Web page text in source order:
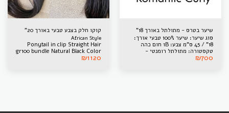
שיער בטרס - מתולתל באורך 18"
סוג שיער: שיער 100% טבעי אורך:
18" / 45 ס"מ צבע: 1B חום כהה
טקסטורה: מתולתל רומנטי -
₪700
קוקו חלק בצבע טבעי באורך 20"
African Style
Ponytail in clip Straight Hair
gr100 bundle Natural Black Color
₪1120